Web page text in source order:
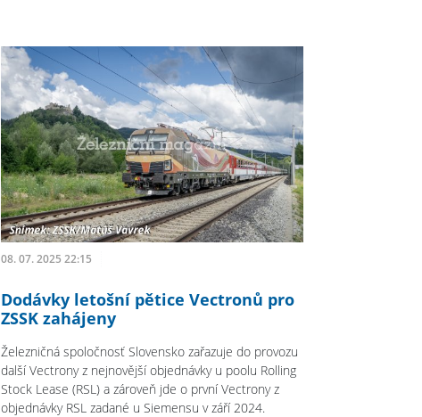
08. 07. 2025 22:15
Dodávky letošní pětice Vectronů pro
ZSSK zahájeny
Železničná spoločnosť Slovensko zařazuje do provozu
další Vectrony z nejnovější objednávky u poolu Rolling
Stock Lease (RSL) a zároveň jde o první Vectrony z
objednávky RSL zadané u Siemensu v září 2024.